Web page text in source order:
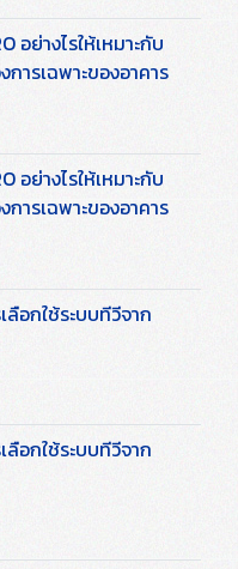
อย่างไรให้เหมาะกับ
การเฉพาะของอาคาร
อย่างไรให้เหมาะกับ
การเฉพาะของอาคาร
ลือกใช้ระบบทีวีจาก
ลือกใช้ระบบทีวีจาก